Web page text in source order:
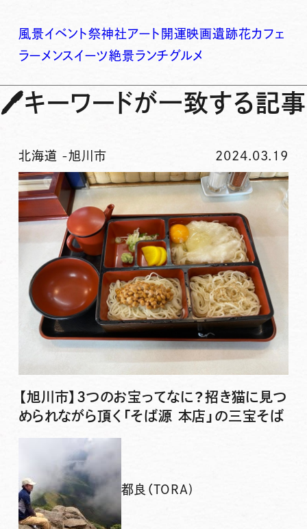
風景イベント祭神社アート 開運映画遺跡花カフェ
ラーメンスイーツ絶景ランチグルメ
🖊キーワードが一致する記事
北海道 -旭川市 2024.03.19
【旭川市】3つのお宝ってなに？招き猫に見つ
められながら頂く「そば源 本店」の三宝そば
都良（TORA)